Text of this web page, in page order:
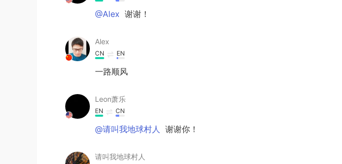
@Alex 谢谢！
Alex
CN EN
一路顺风
Leon萧乐
EN CN
@请叫我地球村人 谢谢你！
请叫我地球村人